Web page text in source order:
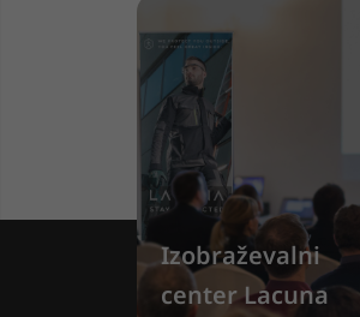
Izobraževalni
center Lacuna